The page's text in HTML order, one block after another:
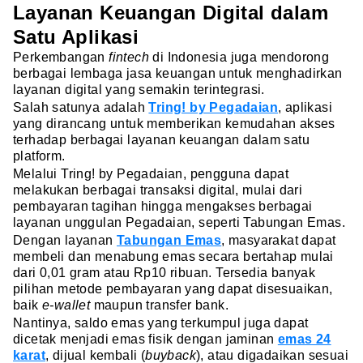
Layanan Keuangan Digital dalam
Satu Aplikasi
Perkembanganfintechdi Indonesia juga mendorong
berbagai lembaga jasa keuangan untuk menghadirkan
layanan digital yang semakin terintegrasi.
Salah satunya adalahTring! by Pegadaian, aplikasi
yang dirancang untuk memberikan kemudahan akses
terhadap berbagai layanan keuangan dalam satu
platform.
Melalui Tring! by Pegadaian, pengguna dapat
melakukan berbagai transaksi digital, mulai dari
pembayaran tagihan hingga mengakses berbagai
layanan unggulan Pegadaian, seperti Tabungan Emas.
Dengan layanan Tabungan Emas, masyarakat dapat
membeli dan menabung emas secara bertahap mulai
dari 0,01 gram atau Rp10 ribuan. Tersedia banyak
pilihan metode pembayaran yang dapat disesuaikan,
baik e-walletmaupun transfer bank.
Nantinya, saldo emas yang terkumpul juga dapat
dicetak menjadi emas fisik dengan jaminan emas 24
karat, dijual kembali (buyback), atau digadaikan sesuai